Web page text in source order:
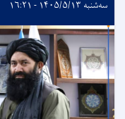
سه‌شنبه ۱۴۰۵/۵/۱۳ - ۱۶:۲۱